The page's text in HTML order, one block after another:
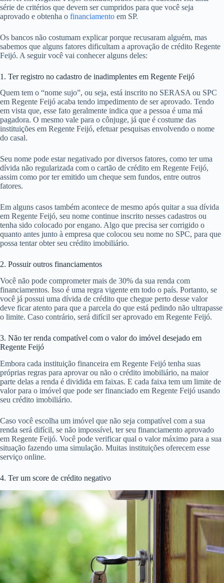
série de critérios que devem ser cumpridos para que você seja
aprovado e obtenha o financiamento em SP.
Os bancos não costumam explicar porque recusaram alguém, mas
sabemos que alguns fatores dificultam a aprovação de crédito Regente
Feijó. A seguir você vai conhecer alguns deles:
1. Ter registro no cadastro de inadimplentes em Regente Feijó
Quem tem o “nome sujo”, ou seja, está inscrito no SERASA ou SPC
em Regente Feijó acaba tendo impedimento de ser aprovado. Tendo
em vista que, esse fato geralmente indica que a pessoa é uma má
pagadora. O mesmo vale para o cônjuge, já que é costume das
instituições em Regente Feijó, efetuar pesquisas envolvendo o nome
do casal.
Seu nome pode estar negativado por diversos fatores, como ter uma
dívida não regularizada com o cartão de crédito em Regente Feijó,
assim como por ter emitido um cheque sem fundos, entre outros
fatores.
Em alguns casos também acontece de mesmo após quitar a sua dívida
em Regente Feijó, seu nome continue inscrito nesses cadastros ou
tenha sido colocado por engano. Algo que precisa ser corrigido o
quanto antes junto à empresa que colocou seu nome no SPC, para que
possa tentar obter seu crédito imobiliário.
2. Possuir outros financiamentos
Você não pode comprometer mais de 30% da sua renda com
financiamentos. Isso é uma regra vigente em todo o país. Portanto, se
você já possui uma dívida de crédito que chegue perto desse valor
deve ficar atento para que a parcela do que está pedindo não ultrapasse
o limite. Caso contrário, será difícil ser aprovado em Regente Feijó.
3. Não ter renda compatível com o valor do imóvel desejado em
Regente Feijó
Embora cada instituição financeira em Regente Feijó tenha suas
próprias regras para aprovar ou não o crédito imobiliário, na maior
parte delas a renda é dividida em faixas. E cada faixa tem um limite de
valor para o imóvel que pode ser financiado em Regente Feijó usando
seu crédito imobiliário.
Caso você escolha um imóvel que não seja compatível com a sua
renda será difícil, se não impossível, ter seu financiamento aprovado
em Regente Feijó. Você pode verificar qual o valor máximo para a sua
situação fazendo uma simulação. Muitas instituições oferecem esse
serviço online.
4. Ter um score de crédito negativo